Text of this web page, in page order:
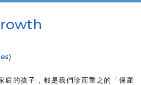
庭的孩子，都是我們珍而重之的「保羅